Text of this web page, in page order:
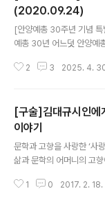
하여 오늘에 이르다가 철
창고를 짓고 전자상거래
대로 수요자가 필요로 하
며 대를 이어 오늘에 이르
개괄 평범하고 한적한 시골
(2020.09.24)
[안양예총 30주년 기념
예총 30년 어느덧 안양예
로 마련되었다. 특별좌담
앞으로 안양예총이 지역
에 대한 원로들의 고언들
보고자 한다. ◦ 일 정 :
장 소 : 안양예총 회의실 ◦
고문, 오용길 안양미협 고
2 3 2025. 4.
[구술]김대규시인에
이야기
문학과 고향을 사랑한 ‘사
삶과 문학의 어머니의 고
를 타고 오렴.” - 김대규 시
1 0 2017. 2. 18.